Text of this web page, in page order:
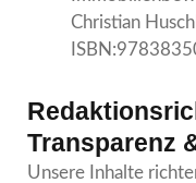
Christian
Transparenz
Unsere Inhalte